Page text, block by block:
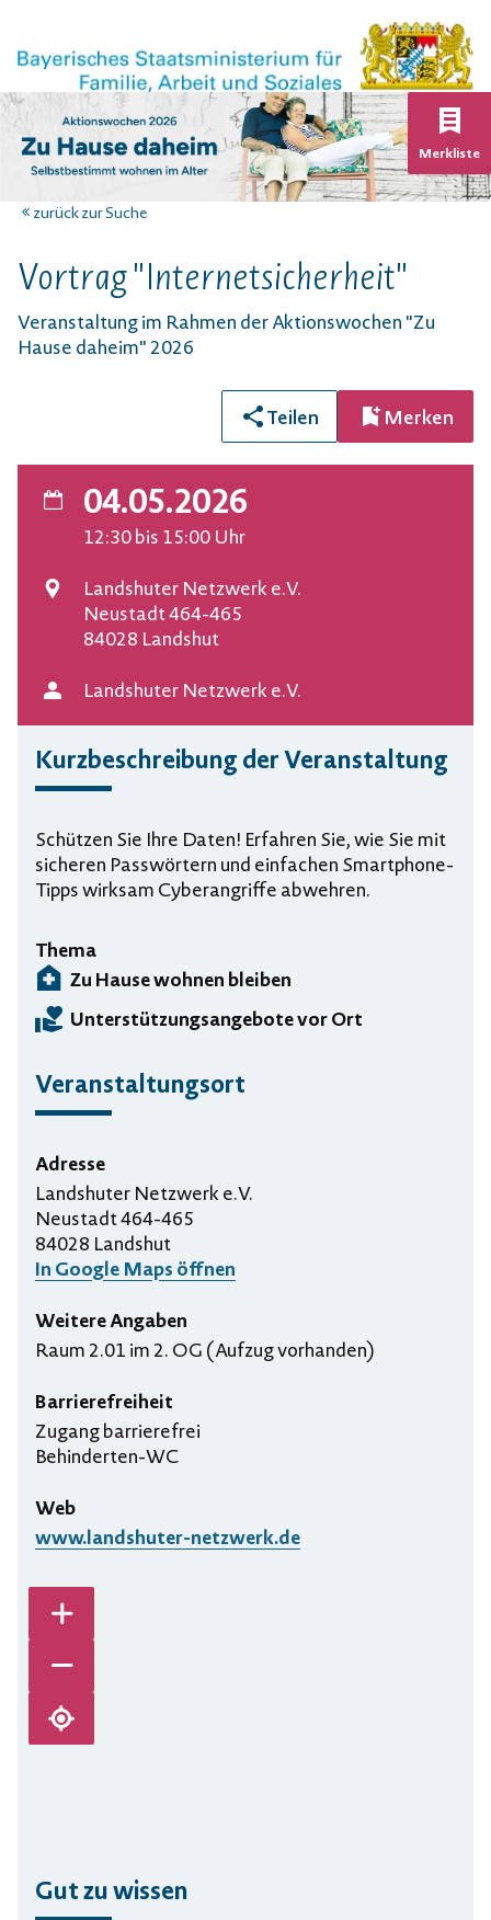
Merkliste
zurück zur Suche
Vortrag "Internetsicherheit"
Veranstaltung im Rahmen der Aktionswochen "Zu
Hause daheim" 2026
Teilen Merken
Datum
04.05.2026
12:30bis 15:00 Uhr
Veranstaltungsort
Landshuter Netzwerk e.V.
Neustadt 464-465
84028 Landshut
Landshuter Netzwerk e.V.
Kurzbeschreibung der Veranstaltung
Schützen Sie Ihre Daten! Erfahren Sie, wie Sie mit
sicheren Passwörtern und einfachen Smartphone-
Tipps wirksam Cyberangriffe abwehren.
Thema
Zu Hause wohnen bleiben
Unterstützungsangebote vor Ort
Veranstaltungsort
Adresse
Landshuter Netzwerk e.V.
Neustadt 464-465
84028 Landshut
In Google Maps öffnen
Weitere Angaben
Raum 2.01 im 2. OG (Aufzug vorhanden)
Barrierefreiheit
Zugang barrierefrei
Behinderten-WC
Web
www.landshuter-netzwerk.de
Karte vergrößern
Karte zentrieren
Gut zu wissen